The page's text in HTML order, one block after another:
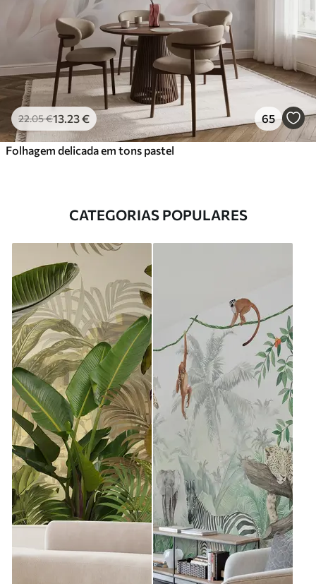
22.05€13 .23€ 65
Folhagem delicada em tons pastel
CATEGORIAS POPULARES